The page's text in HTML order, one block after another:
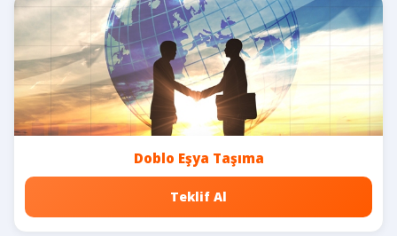
Doblo Eşya Taşıma
Teklif Al